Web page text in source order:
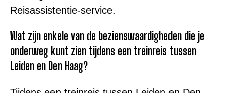
Reisassistentie-service.
Wat zijn enkele van de bezienswaardigheden die je
onderweg kunt zien tijdens een treinreis tussen
Leiden en Den Haag?